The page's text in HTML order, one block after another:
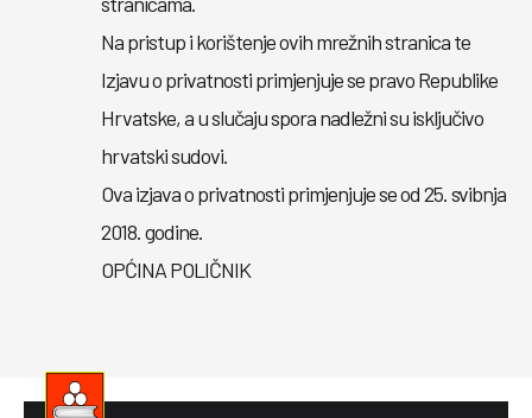
Na pristup i korištenje ovih mrežnih stranica te
Izjavu o privatnosti primjenjuje se pravo Republike
Hrvatske, a u slučaju spora nadležni su isključivo
hrvatski sudovi.
Ova izjava o privatnosti primjenjuje se od 25. svibnja
2018. godine.
OPĆINA POLIČNIK